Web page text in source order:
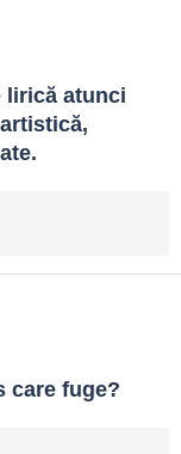
lirică atunci
care fuge?